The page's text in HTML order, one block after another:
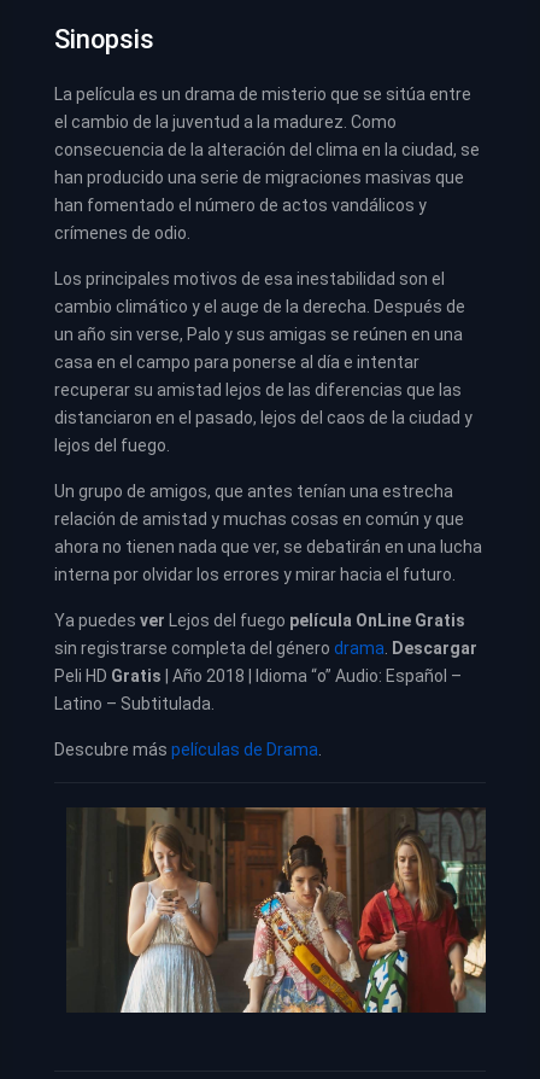
Sinopsis
La película es un drama de misterio que se sitúa entre
el cambio de la juventud a la madurez. Como
consecuencia de la alteración del clima en la ciudad, se
han producido una serie de migraciones masivas que
han fomentado el número de actos vandálicos y
crímenes de odio.
Los principales motivos de esa inestabilidad son el
cambio climático y el auge de la derecha. Después de
un año sin verse, Palo y sus amigas se reúnen en una
casa en el campo para ponerse al día e intentar
recuperar su amistad lejos de las diferencias que las
distanciaron en el pasado, lejos del caos de la ciudad y
lejos del fuego.
Un grupo de amigos, que antes tenían una estrecha
relación de amistad y muchas cosas en común y que
ahora no tienen nada que ver, se debatirán en una lucha
interna por olvidar los errores y mirar hacia el futuro.
Ya puedes ver Lejos del fuego película OnLine Gratis
sin registrarse completa del género drama
Descargar
Peli HD Gratis | Año 2018 | Idioma “o” Audio: Español –
Latino – Subtitulada.
Descubre más películas de Drama